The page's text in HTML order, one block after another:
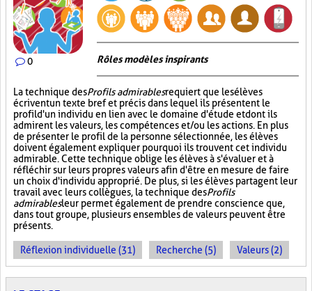
0 Rôles modèles inspirants
La technique desProfils admirablesrequiert que les élèves
écrivent un texte bref et précis dans lequel ils présentent le
profil d'un individu en lien avec le domaine d'étude et dont ils
admirent les valeurs, les compétences et/ou les actions. En plus
de présenter le profil de la personne sélectionnée, les élèves
doivent également expliquer pourquoi ils trouvent cet individu
admirable. Cette technique oblige les élèves à s'évaluer et à
réfléchir sur leurs propres valeurs afin d'être en mesure de faire
un choix d'individu approprié. De plus, si les élèves partagent leur
travail avec leurs collègues, la technique desProfils
admirablesleur permet également de prendre conscience que,
dans tout groupe, plusieurs ensembles de valeurs peuvent être
présents.
Réflexion individuelle (31) Recherche (5) Valeurs (2)